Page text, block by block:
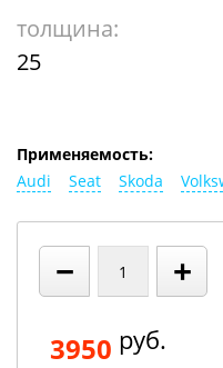
толщина:
25
Применяемость:
Audi
Seat Skoda
− +
3950 руб.